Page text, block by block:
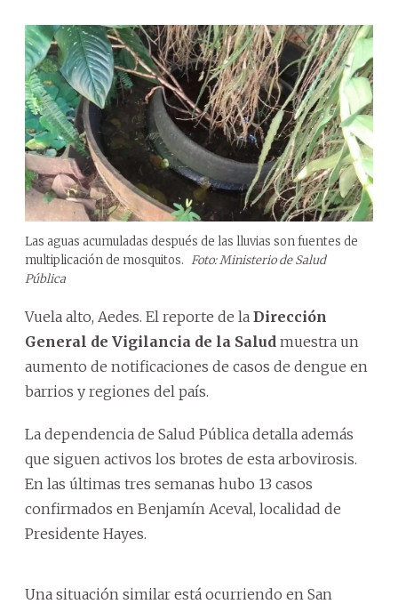
Las aguas acumuladas después de las lluvias son fuentes de
multiplicación de mosquitos. Foto: Ministerio de Salud
Pública
Vuela alto, Aedes. El reporte de la Dirección
General de Vigilancia de la Salud muestra un
aumento de notificaciones de casos de dengue en
barrios y regiones del país.
La dependencia de Salud Pública detalla además
que siguen activos los brotes de esta arbovirosis.
En las últimas tres semanas hubo 13 casos
confirmados en Benjamín Aceval, localidad de
Presidente Hayes.
Una situación similar está ocurriendo en San